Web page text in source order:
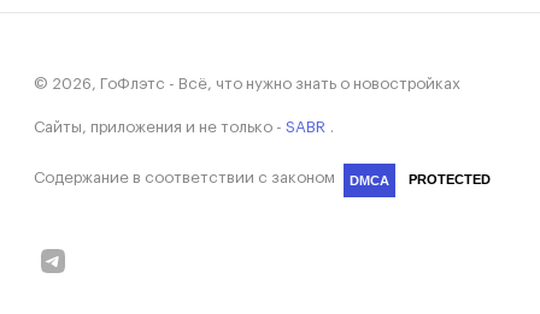
© 2026, ГоФлэтс - Всё, что нужно знать о новостройках
Сайты, приложения и не только - SABR
Содержание в соответствии с законом DMCA PROTECTED